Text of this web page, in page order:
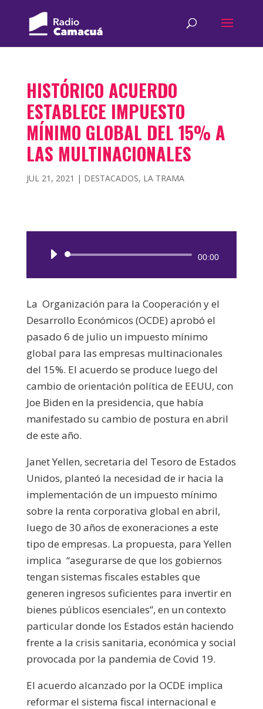
HISTÓRICO ACUERDO
ESTABLECE IMPUESTO
MÍNIMO GLOBAL DEL 15% A
LAS MULTINACIONALES
JUL 21, 2021 | DESTACADOS, LA TRAMA
Reproductor
00:00
La Organización para la Cooperación y el
Desarrollo Económicos (OCDE) aprobó el
pasado 6 de julio un impuesto mínimo
global para las empresas multinacionales
del 15%. El acuerdo se produce luego del
cambio de orientación política de EEUU, con
Joe Biden en la presidencia, que había
manifestado su cambio de postura en abril
de este año.
Janet Yellen, secretaria del Tesoro de Estados
Unidos, planteó la necesidad de ir hacia la
implementación de un impuesto mínimo
sobre la renta corporativa global en abril,
luego de 30 años de exoneraciones a este
tipo de empresas. La propuesta, para Yellen
implica “asegurarse de que los gobiernos
tengan sistemas fiscales estables que
generen ingresos suficientes para invertir en
bienes públicos esenciales”, en un contexto
particular donde los Estados están haciendo
frente a la crisis sanitaria, económica y social
provocada por la pandemia de Covid 19.
El acuerdo alcanzado por la OCDE implica
reformar el sistema fiscal internacional e